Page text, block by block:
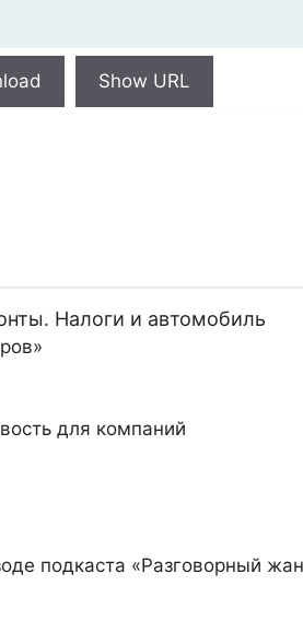
Show URL
Налоги и автомобиль
для компаний
подкаста «Разговорный